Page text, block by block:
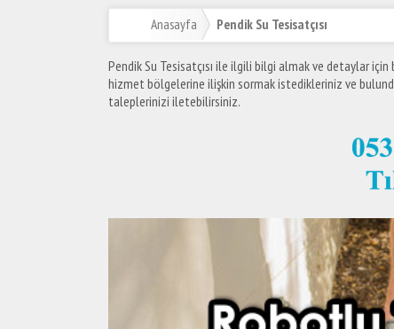
Anasayfa Pendik Su Tesisatçısı
Pendik Su Tesisatçısı ile ilgili bilgi almak ve detaylar
hizmet bölgelerine ilişkin sormak istedikleriniz ve
taleplerinizi iletebilirsiniz.